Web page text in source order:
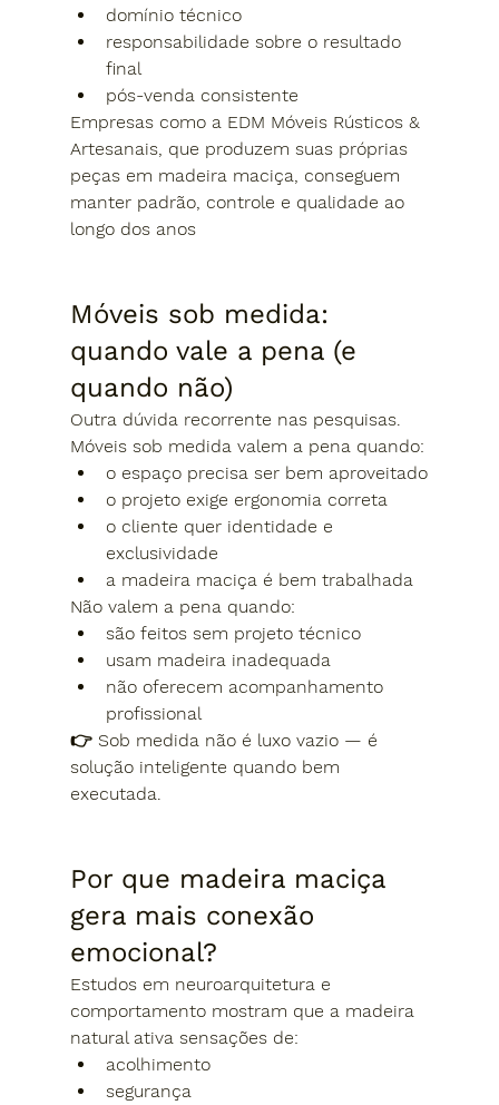
domínio técnico
responsabilidade sobre o resultado
final
pós-venda consistente
Empresas como a EDM Móveis Rústicos &
Artesanais, que produzem suas próprias
peças em madeira maciça, conseguem
manter padrão, controle e qualidade ao
longo dos anos
Móveis sob medida:
quando vale a pena (e
quando não)
Outra dúvida recorrente nas pesquisas.
Móveis sob medida valem a pena quando:
o espaço precisa ser bem aproveitado
o projeto exige ergonomia correta
o cliente quer identidade e
exclusividade
a madeira maciça é bem trabalhada
Não valem a pena quando:
são feitos sem projeto técnico
usam madeira inadequada
não oferecem acompanhamento
profissional
👉 Sob medida não é luxo vazio — é
solução inteligente quando bem
executada.
Por que madeira maciça
gera mais conexão
emocional?
Estudos em neuroarquitetura e
comportamento mostram que a madeira
natural ativa sensações de:
acolhimento
segurança